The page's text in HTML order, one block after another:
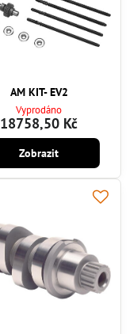
AM KIT- EV2
Vyprodáno
18758,50 Kč
Zobrazit